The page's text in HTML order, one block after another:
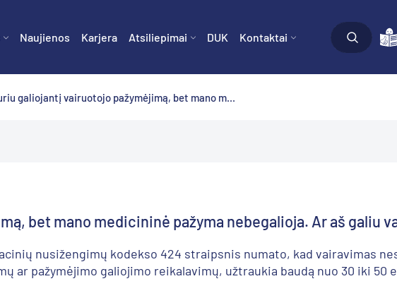
Naujienos Karjera Atsiliepimai DUK Kontaktai
galiojantį vairuotojo pažymėjimą, bet mano m...
bet mano medicininė pažyma nebegalioja. Ar aš galiu
nusižengimų kodekso 424 straipsnis numato, kad vairavimas
ar pažymėjimo galiojimo reikalavimų, užtraukia baudą nuo 30 iki 50